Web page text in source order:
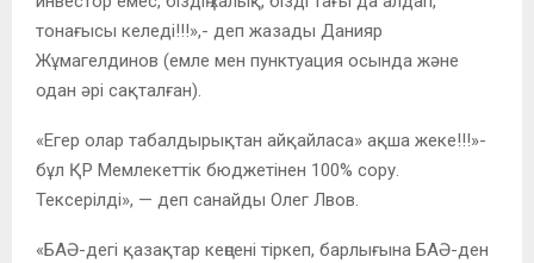
тонағысы келеді!!!»,- деп жазады Данияр
Жұмагелдинов (емле мен пунктуация осында және
одан әрі сақталған).
«Егер олар табалдырықтан айқайласа» ақша жеке!!!»-
бұл ҚР Мемлекеттік бюджетінен 100% сору.
Тексерілді», — деп санайды Олег Лвов.
«БАӘ-дегі қазақтар кеңсені тіркеп, барлығына БАӘ-ден